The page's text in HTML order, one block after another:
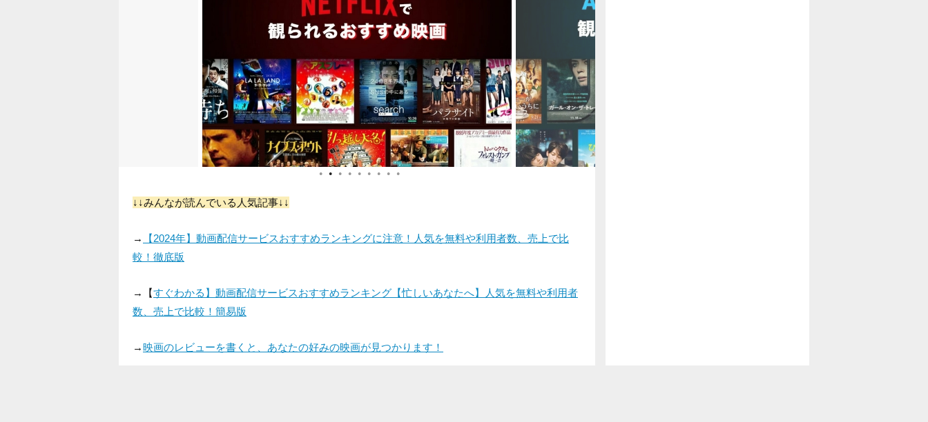
● ● ● ● ● ● ● ● ●
↓↓みんなが読んでいる人気記事↓↓
→
【2024年】動画配信サービスおすすめランキングに注意！人気を無料や利用者数、売上で比
較！徹底版
→【すぐわかる】動画配信サービスおすすめランキング【忙しいあなたへ】人気を無料や利用者
数、売上で比較！簡易版
→映画のレビューを書くと、あなたの好みの映画が見つかります！